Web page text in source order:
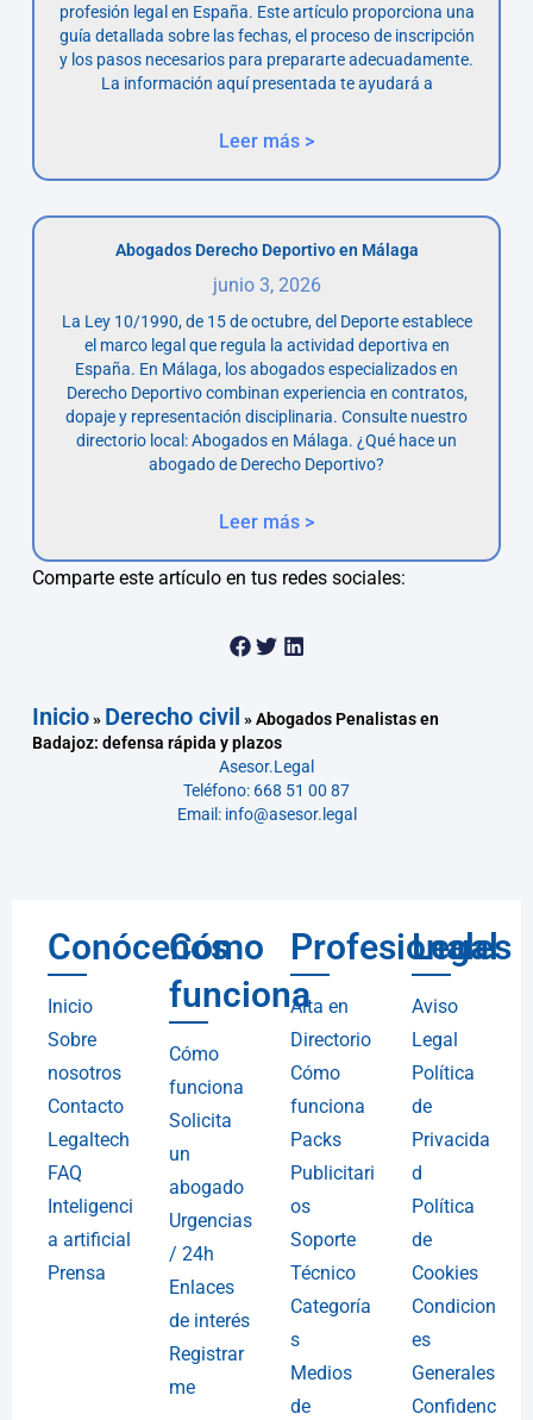
profesión legal en España. Este artículo proporciona una
guía detallada sobre las fechas, el proceso de inscripción
y los pasos necesarios para prepararte adecuadamente.
La información aquí presentada te ayudará a
Leer más >
Abogados Derecho Deportivo en Málaga
junio 3, 2026
La Ley 10/1990, de 15 de octubre, del Deporte establece
el marco legal que regula la actividad deportiva en
España. En Málaga, los abogados especializados en
Derecho Deportivo combinan experiencia en contratos,
dopaje y representación disciplinaria. Consulte nuestro
directorio local: Abogados en Málaga. ¿Qué hace un
abogado de Derecho Deportivo?
Leer más >
Comparte este artículo en tus redes sociales:
Inicio» Derecho civil »Abogados Penalistas en
Badajoz: defensa rápida y plazos
Asesor.Legal
Teléfono: 668 51 00 87
Email: info@asesor.legal
Conócenos
Inicio
Sobre
nosotros
Contacto
Legaltech
FAQ
Inteligenci
a artificial
Prensa
Cómo
funciona
Cómo
funciona
Solicita
un
abogado
Urgencias
/ 24h
Enlaces
de interés
Registrar
me
Profesionales
Alta en
Directorio
Cómo
funciona
Packs
Publicitari
os
Soporte
Técnico
Categoría
s
Medios
de
Legal
Aviso
Legal
Política
de
Privacida
d
Política
de
Cookies
Condicion
es
Generales
Confidenc